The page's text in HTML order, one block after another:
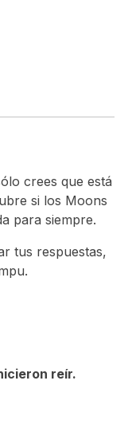
crees que está
si los Moons
para siempre.
tus respuestas,
reír.